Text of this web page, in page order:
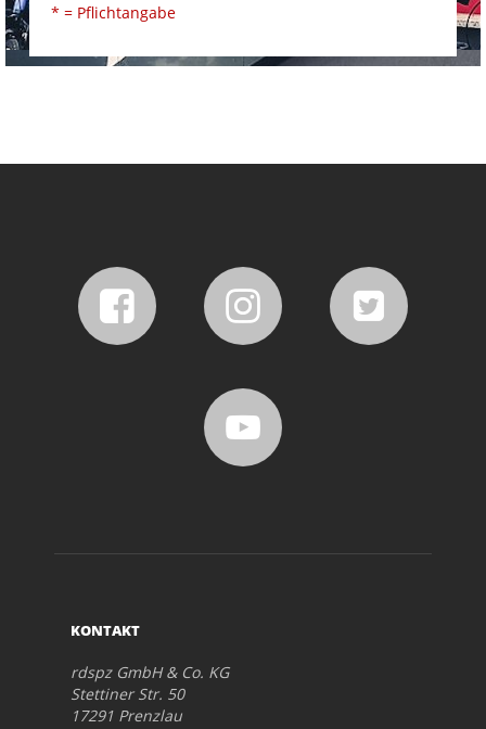
* = Pflichtangabe
KONTAKT
rdspz GmbH & Co. KG
Stettiner Str. 50
17291 Prenzlau